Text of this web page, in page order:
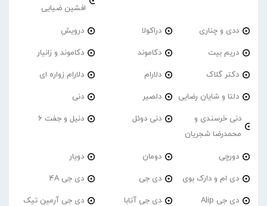
افشین ضیایی
ددی و چناری دراکولا درویش
دریم بیت دکاموند دکاموند و زانیار
دکتر گلاک دلارام دلارام زواره ای
دلتا و شایان رضایی دلصیر دنی
دنی خرسندی و
محمدرضا شجریان
دنی دوئل دنیل و جفت 6
دورچی دومان دویار
دی ام و دارک بوی دی جی دی جی 4A
دی جی Alip دی جی آتابا دی جی آرمین تیک